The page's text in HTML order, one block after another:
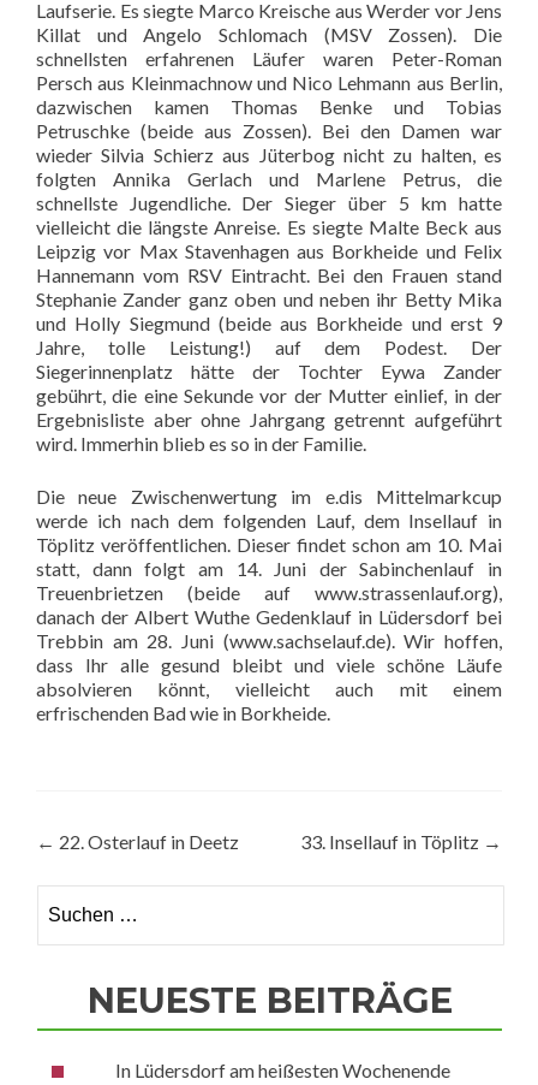
Laufserie. Es siegte Marco Kreische aus Werder vor Jens
Killat und Angelo Schlomach (MSV Zossen). Die
schnellsten erfahrenen Läufer waren Peter-Roman
Persch aus Kleinmachnow und Nico Lehmann aus Berlin,
dazwischen kamen Thomas Benke und Tobias
Petruschke (beide aus Zossen). Bei den Damen war
wieder Silvia Schierz aus Jüterbog nicht zu halten, es
folgten Annika Gerlach und Marlene Petrus, die
schnellste Jugendliche. Der Sieger über 5 km hatte
vielleicht die längste Anreise. Es siegte Malte Beck aus
Leipzig vor Max Stavenhagen aus Borkheide und Felix
Hannemann vom RSV Eintracht. Bei den Frauen stand
Stephanie Zander ganz oben und neben ihr Betty Mika
und Holly Siegmund (beide aus Borkheide und erst 9
Jahre, tolle Leistung!) auf dem Podest. Der
Siegerinnenplatz hätte der Tochter Eywa Zander
gebührt, die eine Sekunde vor der Mutter einlief, in der
Ergebnisliste aber ohne Jahrgang getrennt aufgeführt
wird. Immerhin blieb es so in der Familie.
Die neue Zwischenwertung im e.dis Mittelmarkcup
werde ich nach dem folgenden Lauf, dem Insellauf in
Töplitz veröffentlichen. Dieser findet schon am 10. Mai
statt, dann folgt am 14. Juni der Sabinchenlauf in
Treuenbrietzen (beide auf www.strassenlauf.org),
danach der Albert Wuthe Gedenklauf in Lüdersdorf bei
Trebbin am 28. Juni (www.sachselauf.de). Wir hoffen,
dass Ihr alle gesund bleibt und viele schöne Läufe
absolvieren könnt, vielleicht auch mit einem
erfrischenden Bad wie in Borkheide.
Beitragsnavigation
← 22. Osterlauf in Deetz 33. Insellauf in Töplitz →
nach:
NEUESTE BEITRÄGE
In Lüdersdorf am heißesten Wochenende